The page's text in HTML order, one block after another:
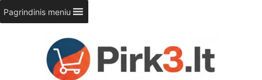
Pereiti
prie
Pagrindinis meniu